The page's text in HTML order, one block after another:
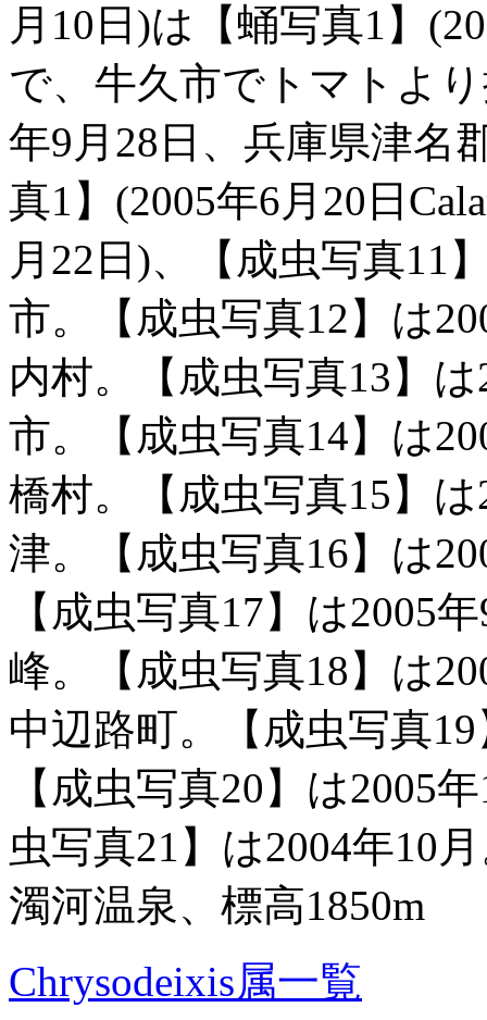
月10日)は【蛹写真1】
で、牛久市でトマトよ
年9月28日、兵庫県津名
真1】(2005年6月20日
月22日)、【成虫写真11
市。【成虫写真12】は
内村。【成虫写真13】
市。【成虫写真14】は
橋村。【成虫写真15】
津。【成虫写真16】は
【成虫写真17】は2005
峰。【成虫写真18】は
中辺路町。【成虫写真
【成虫写真20】は2005
虫写真21】は2004年10
濁河温泉、標高1850m
Chrysodeixis属一覧